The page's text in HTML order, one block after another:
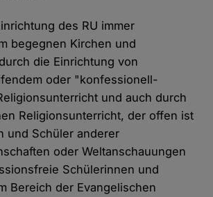
des RU immer
begegnen Kirchen und
die Einrichtung von
oder "konfessionell-
und auch durch
Religionsunterricht, der offen ist
und Schüler anderer
oder Weltanschauungen
Schülerinnen und
Bereich der Evangelischen